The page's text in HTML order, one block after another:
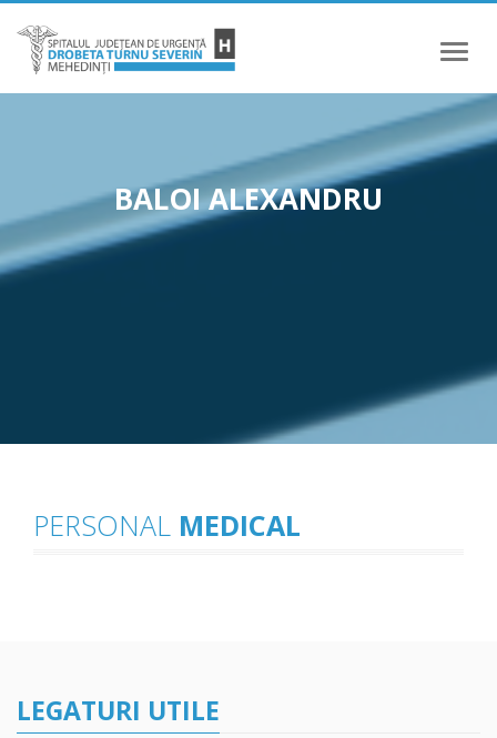
Meniu
BALOI ALEXANDRU
PERSONAL MEDICAL
LEGATURI UTILE